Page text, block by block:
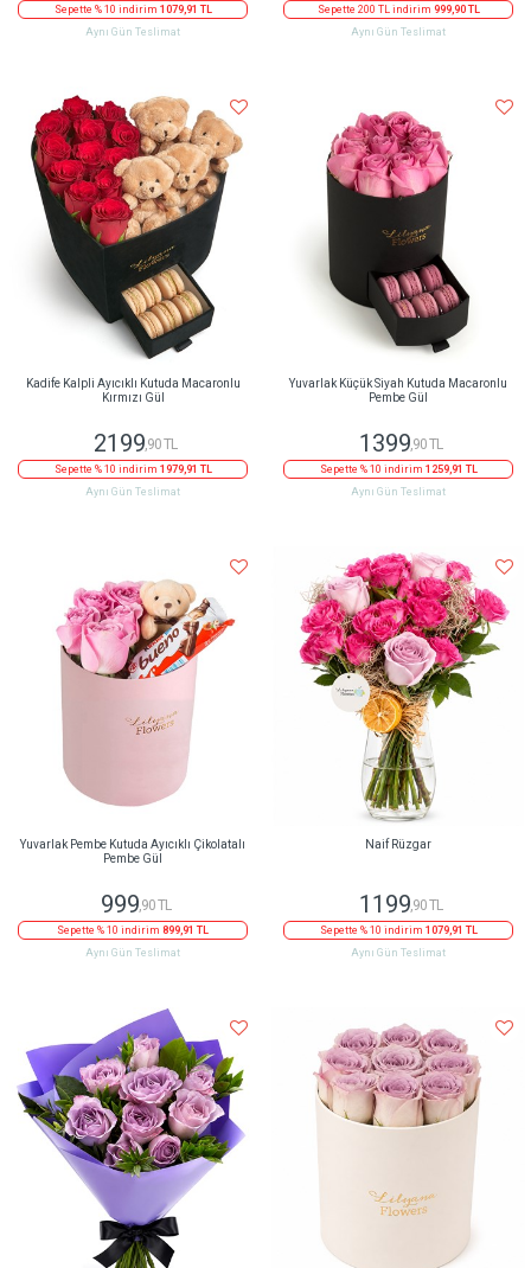
Sepette % 10 indirim 1079,91 TL
Aynı Gün Teslimat
Sepette 200 TL indirim 999,90 TL
Aynı Gün Teslimat
Kadife Kalpli Ayıcıklı Kutuda Macaronlu
Kırmızı Gül
2199,90 TL
Sepette % 10 indirim 1979,91 TL
Aynı Gün Teslimat
Yuvarlak Küçük Siyah Kutuda Macaronlu
Pembe Gül
1399,90 TL
Sepette % 10 indirim 1259,91 TL
Aynı Gün Teslimat
Yuvarlak Pembe Kutuda Ayıcıklı Çikolatalı
Pembe Gül
999,90 TL
Sepette % 10 indirim 899,91 TL
Aynı Gün Teslimat
Naif Rüzgar
1199,90 TL
Sepette % 10 indirim 1079,91 TL
Aynı Gün Teslimat